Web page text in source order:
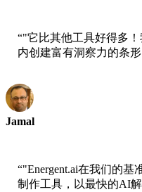
“"它比其他工具好得多
内创建富有洞察力的条
Jamal
“"Energent.ai在我们的基
制作工具，以最快的AI